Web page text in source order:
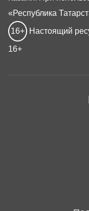
«Республика
16+ Настоящий
16+